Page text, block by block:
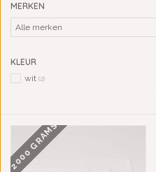
MERKEN
KLEUR
wit (2)
2000 GRAMS